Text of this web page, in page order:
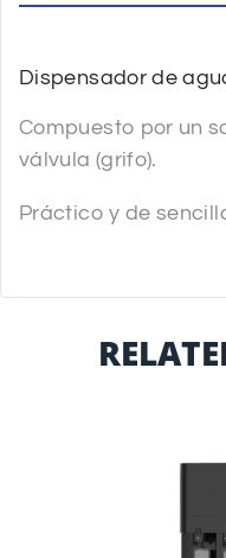
Dispensador de
Compuesto por un
válvula (grifo).
Práctico y de